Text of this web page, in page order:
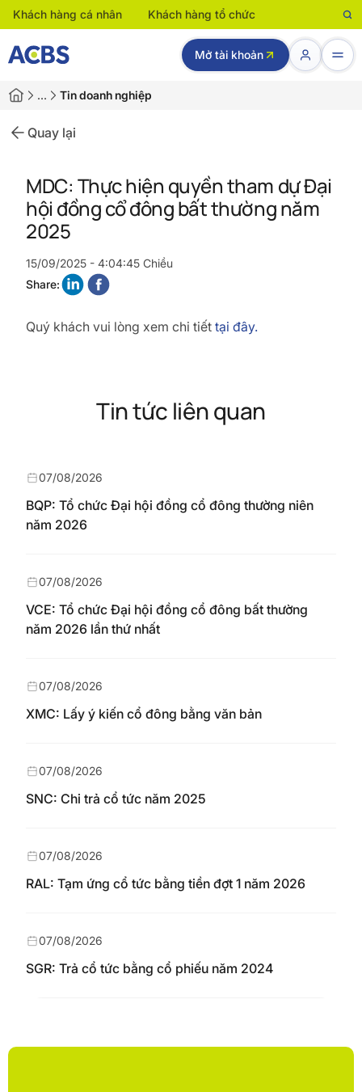
Khách hàng cá nhân Khách hàng tổ chức
Mở tài khoản
… Tin doanh nghiệp
Quay lại
MDC: Thực hiện quyền tham dự Đại
hội đồng cổ đông bất thường năm
2025
15/09/2025 - 4:04:45 Chiều
Share:
Quý khách vui lòng xem chi tiết tại đây.
Tin tức liên quan
BQP: Tổ chức Đại hội đồng cổ đông thường niên
năm 2026
07/08/2026
VCE: Tổ chức Đại hội đồng cổ đông bất thường
năm 2026 lần thứ nhất
07/08/2026
XMC: Lấy ý kiến cổ đông bằng văn bản
07/08/2026
SNC: Chi trả cổ tức năm 2025
07/08/2026
RAL: Tạm ứng cổ tức bằng tiền đợt 1 năm 2026
07/08/2026
SGR: Trả cổ tức bằng cổ phiếu năm 2024
07/08/2026